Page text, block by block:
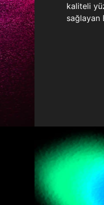
kaliteli
sağlayan